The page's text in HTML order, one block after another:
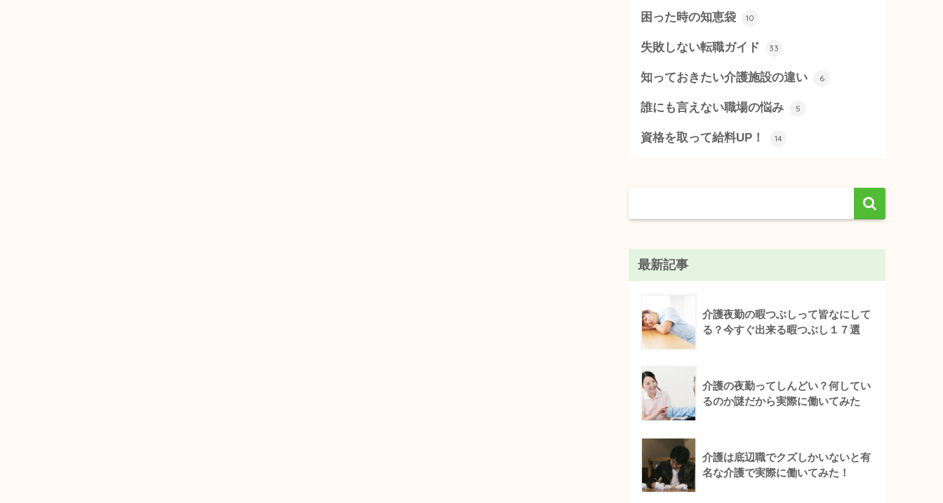
困った時の知恵袋 10
失敗しない転職ガイド 33
知っておきたい介護施設の違い 6
誰にも言えない職場の悩み 5
資格を取って給料UP！ 14
最新記事
介護夜勤の暇つぶしって皆なにして
る？今すぐ出来る暇つぶし１７選
介護の夜勤ってしんどい？何してい
るのか謎だから実際に働いてみた
介護は底辺職でクズしかいないと有
名な介護で実際に働いてみた！